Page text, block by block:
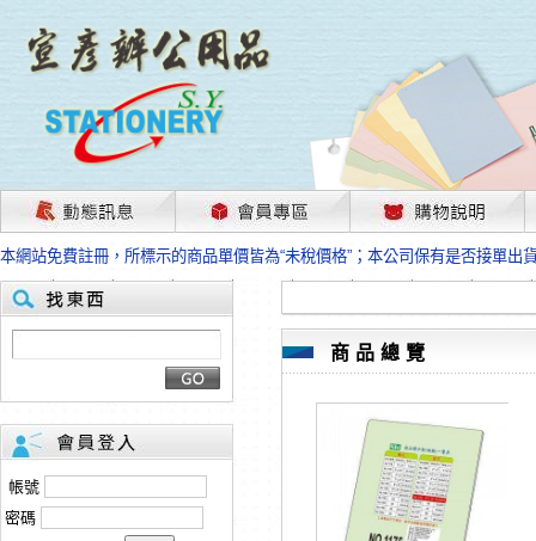
茲因國際情勢變化石油及塑化原物料波動漲幅甚大，部份上游供應商已採取
本網站免費註冊，所標示的商品單價皆為“未稅價格”；本公司保有是否接單出
HP、EPSON、CANON原廠耗材價格浮動，下單前請先跟客服人員確認最新
本網站免費註冊，所標示的商品單價皆為“未稅價格”；本公司保有是否接單出
匯款客戶請注意！因商品繁複來不及發現短缺，遂待客服人員跟您確認訂單
本網站免費註冊，所標示的商品單價皆為“未稅價格”；本公司保有是否接單出
茲因國際情勢變化石油及塑化原物料波動漲幅甚大，部份上游供應商已採取
本網站免費註冊，所標示的商品單價皆為“未稅價格”；本公司保有是否接單出
HP、EPSON、CANON原廠耗材價格浮動，下單前請先跟客服人員確認最新
本網站免費註冊，所標示的商品單價皆為“未稅價格”；本公司保有是否接單出
匯款客戶請注意！因商品繁複來不及發現短缺，遂待客服人員跟您確認訂單
本網站免費註冊，所標示的商品單價皆為“未稅價格”；本公司保有是否接單出
帳號
密碼
商品總覽